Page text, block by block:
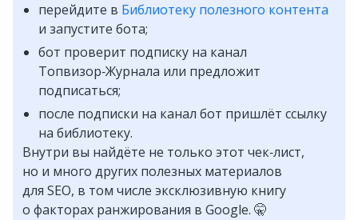
перейдите в Библиотеку полезного контента
и запустите бота;
бот проверит подписку на канал
Топвизор‑Журнала или предложит
подписаться;
после подписки на канал бот пришлёт ссылку
на библиотеку.
Внутри вы найдёте не только этот чек‑лист,
но и много других полезных материалов
для SEO, в том числе эксклюзивную книгу
о факторах ранжирования в Google. 🤫